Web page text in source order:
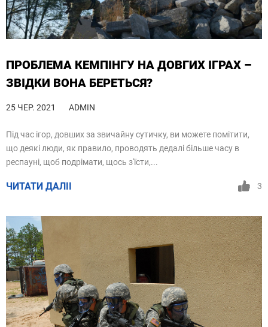
ПРОБЛЕМА КЕМПІНГУ НА ДОВГИХ ІГРАХ –
ЗВІДКИ ВОНА БЕРЕТЬСЯ?
25 ЧЕР. 2021 ADMIN
Під час ігор, довших за звичайну сутичку, ви можете помітити,
що деякі люди, як правило, проводять дедалі більше часу в
респауні, щоб подрімати, щось з'їсти,...
ЧИТАТИ ДАЛІІ 3